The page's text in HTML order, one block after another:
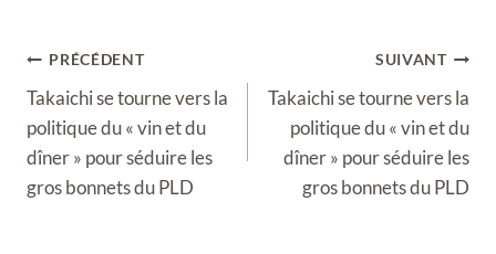
Navigation
de
l’article
PRÉCÉDENT
Takaichi se tourne vers la
politique du « vin et du
dîner » pour séduire les
gros bonnets du PLD
SUIVANT
Takaichi se tourne vers la
politique du « vin et du
dîner » pour séduire les
gros bonnets du PLD